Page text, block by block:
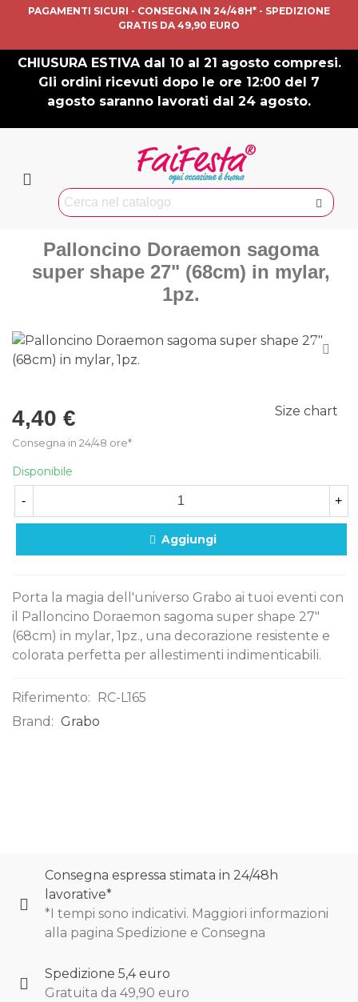
PAGAMENTI SICURI - CONSEGNA IN 24/48H* - SPEDIZIONE
GRATIS DA 49,90 EURO
CHIUSURA ESTIVA dal 10 al 21 agosto compresi.
Gli ordini ricevuti dopo le ore 12:00 del 7
agosto saranno lavorati dal 24 agosto.
Palloncino Doraemon sagoma
super shape 27" (68cm) in mylar,
1pz.
4,40 €
Consegna in 24/48 ore*
Size chart
Disponibile
- +
Aggiungi
Porta la magia dell'universo Grabo ai tuoi eventi con
il Palloncino Doraemon sagoma super shape 27"
(68cm) in mylar, 1pz., una decorazione resistente e
colorata perfetta per allestimenti indimenticabili.
Riferimento:
RC-L165
Brand: Grabo
Consegna espressa stimata in 24/48h
lavorative*
*I tempi sono indicativi. Maggiori informazioni
alla pagina Spedizione e Consegna
Spedizione 5,4 euro
Gratuita da 49,90 euro